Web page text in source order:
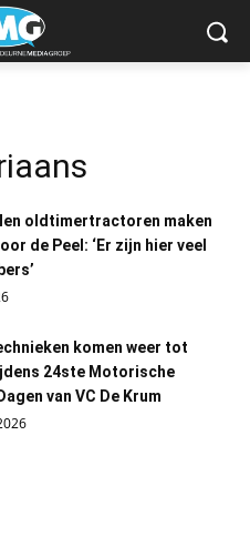
oldtimertractoren maken
de Peel: ‘Er zijn hier veel
komen weer tot
24ste Motorische
van VC De Krum